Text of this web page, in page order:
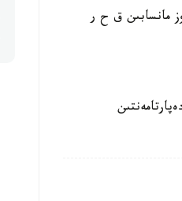
ءوز مانسابىن ق ح ر